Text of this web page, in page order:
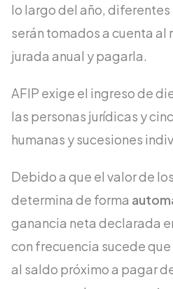
lo largo del año,
serán tomados a cuenta
jurada anual y pagarla.
AFIP exige el ingreso de
las personas jurídicas y
humanas y sucesiones
Debido a que el valor de
determina de forma
ganancia neta declarada
con frecuencia sucede que
al saldo próximo a pagar